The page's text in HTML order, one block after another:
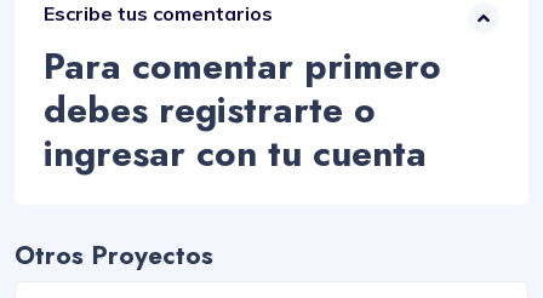
Escribe tus comentarios
Para comentar primero
debes registrarte o
ingresar con tu cuenta
Otros Proyectos